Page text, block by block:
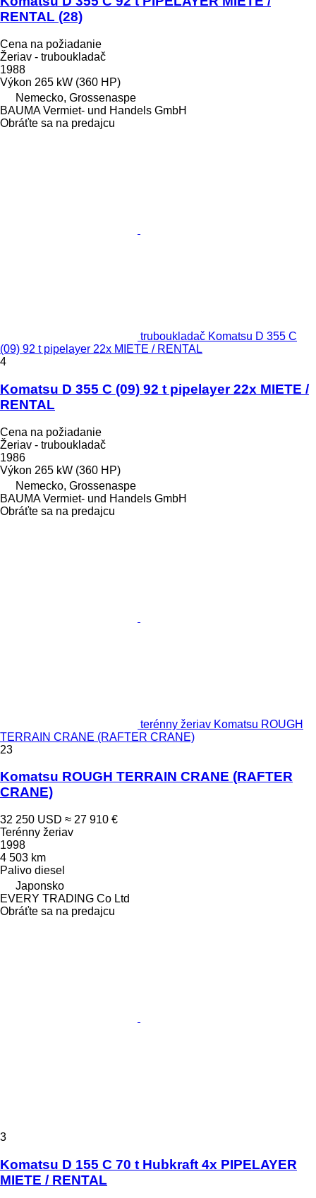
RENTAL (28)
Cena na požiadanie
Žeriav - truboukladač
1988
Výkon 265 kW (360 HP)
Nemecko, Grossenaspe
BAUMA Vermiet- und Handels GmbH
Obráťte sa na predajcu
truboukladač Komatsu D 355 C
(09) 92 t pipelayer 22x MIETE / RENTAL
4
Komatsu D 355 C (09) 92 t pipelayer 22x MIETE /
RENTAL
Cena na požiadanie
Žeriav - truboukladač
1986
Výkon 265 kW (360 HP)
Nemecko, Grossenaspe
BAUMA Vermiet- und Handels GmbH
Obráťte sa na predajcu
terénny žeriav Komatsu ROUGH
TERRAIN CRANE (RAFTER CRANE)
23
Komatsu ROUGH TERRAIN CRANE (RAFTER
CRANE)
32 250 USD ≈ 27 910 €
Terénny žeriav
1998
4 503 km
Palivo diesel
Japonsko
EVERY TRADING Co Ltd
Obráťte sa na predajcu
3
Komatsu D 155 C 70 t Hubkraft 4x PIPELAYER
MIETE / RENTAL